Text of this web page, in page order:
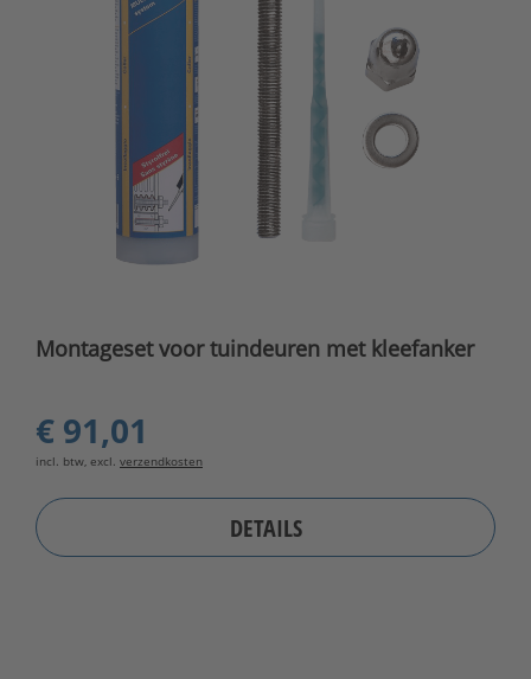
Montageset voor tuindeuren met kleefanker
€ 91,01
incl. btw, excl. verzendkosten
DETAILS